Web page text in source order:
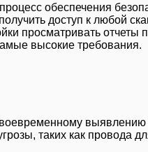
обеспечения
доступ к любой
просматривать
высокие требования.
таких как провода